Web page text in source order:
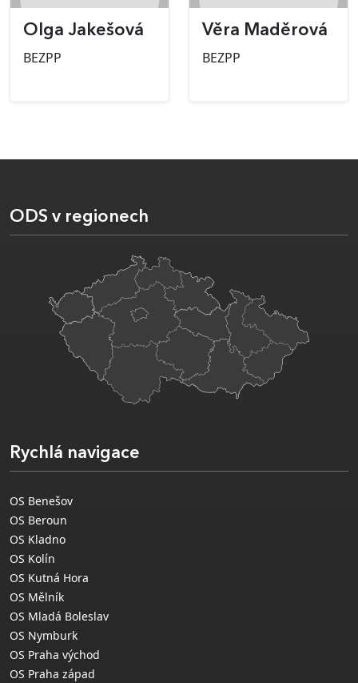
Olga Jakešová
BEZPP
Věra Maděrová
BEZPP
ODS v regionech
Rychlá navigace
OS Benešov
OS Beroun
OS Kladno
OS Kolín
OS Kutná Hora
OS Mělník
OS Mladá Boleslav
OS Nymburk
OS Praha východ
OS Praha západ